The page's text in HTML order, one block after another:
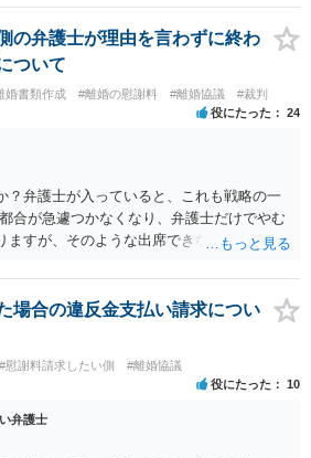
目撃者として就業先の従業員がおり、目撃
必要になるケースなどでは、裁判の追行
ければならない場合や、就業先の従業員に
い場合があります。 また、仮に訴訟におい
たとして、被告がこれを任意に支払わな
立てることで債権の回収を図ることができ
を差し押さえる場合には、裁判所から被告
すので、訴訟が起こったことを事後的に
ります。 警察への被害届の提出というの
ただ、当然ながら強制わいせつを行ったこ
訴訟で勝訴することはできません。
の弁護士が理由を言わずに終わ
ついて
婚書類作成 #離婚の慰謝料 #離婚協議 #裁判
役にたった 24
？弁護士が入っていると、これも戦略の一
合が急遽つかなくなり、弁護士だけでやむ
ますが、そのような出席できない理由がな
戦略は聞いたことはありません。
場合の違反金支払い請求につい
#慰謝料請求したい側 #離婚協議
役にたった 10
弁護士